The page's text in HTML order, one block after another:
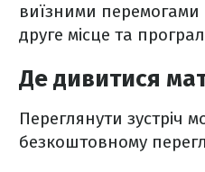
виїзними перемогами
друге місце та
Де дивитися
Переглянути зустріч
безкоштовному